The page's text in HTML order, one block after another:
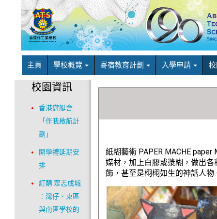
主頁 學校概覽 寄宿教育計劃 入學申請
紙糊藝術 PAPER MACHE
媒材，加上白膠或漿糊，做出
飾，甚至是栩栩如生的神話人物
校園資訊
香港遊艇會
「伴我啟航計
劃」
開學禮延期安
排
訂購 眾志成城
︰灣仔、東區
與南區學校的